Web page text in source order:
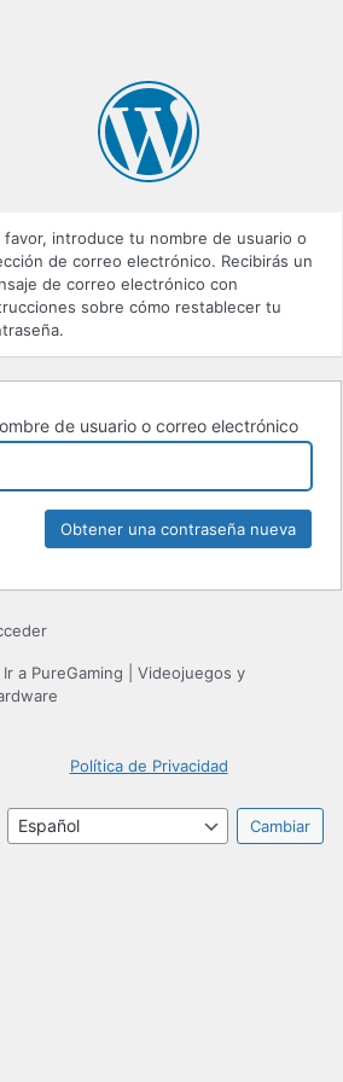
favor, introduce tu nombre de usuario o
de correo electrónico. Recibirás un
de correo electrónico con
sobre cómo restablecer tu
de usuario o correo electrónico
a PureGaming | Videojuegos y
Política de Privacidad
Idioma